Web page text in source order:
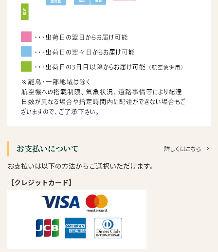
お支払いについて 詳しくはこちら
お支払いは以下の方法からご選択いただけます。
【クレジットカード】